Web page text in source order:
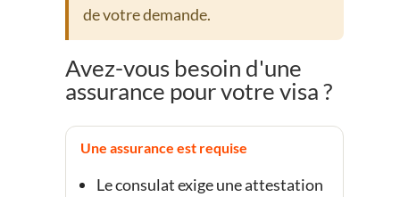
de votre demande.
Avez-vous besoin d'une
assurance pour votre visa ?
Une assurance est requise
Le consulat exige une attestation